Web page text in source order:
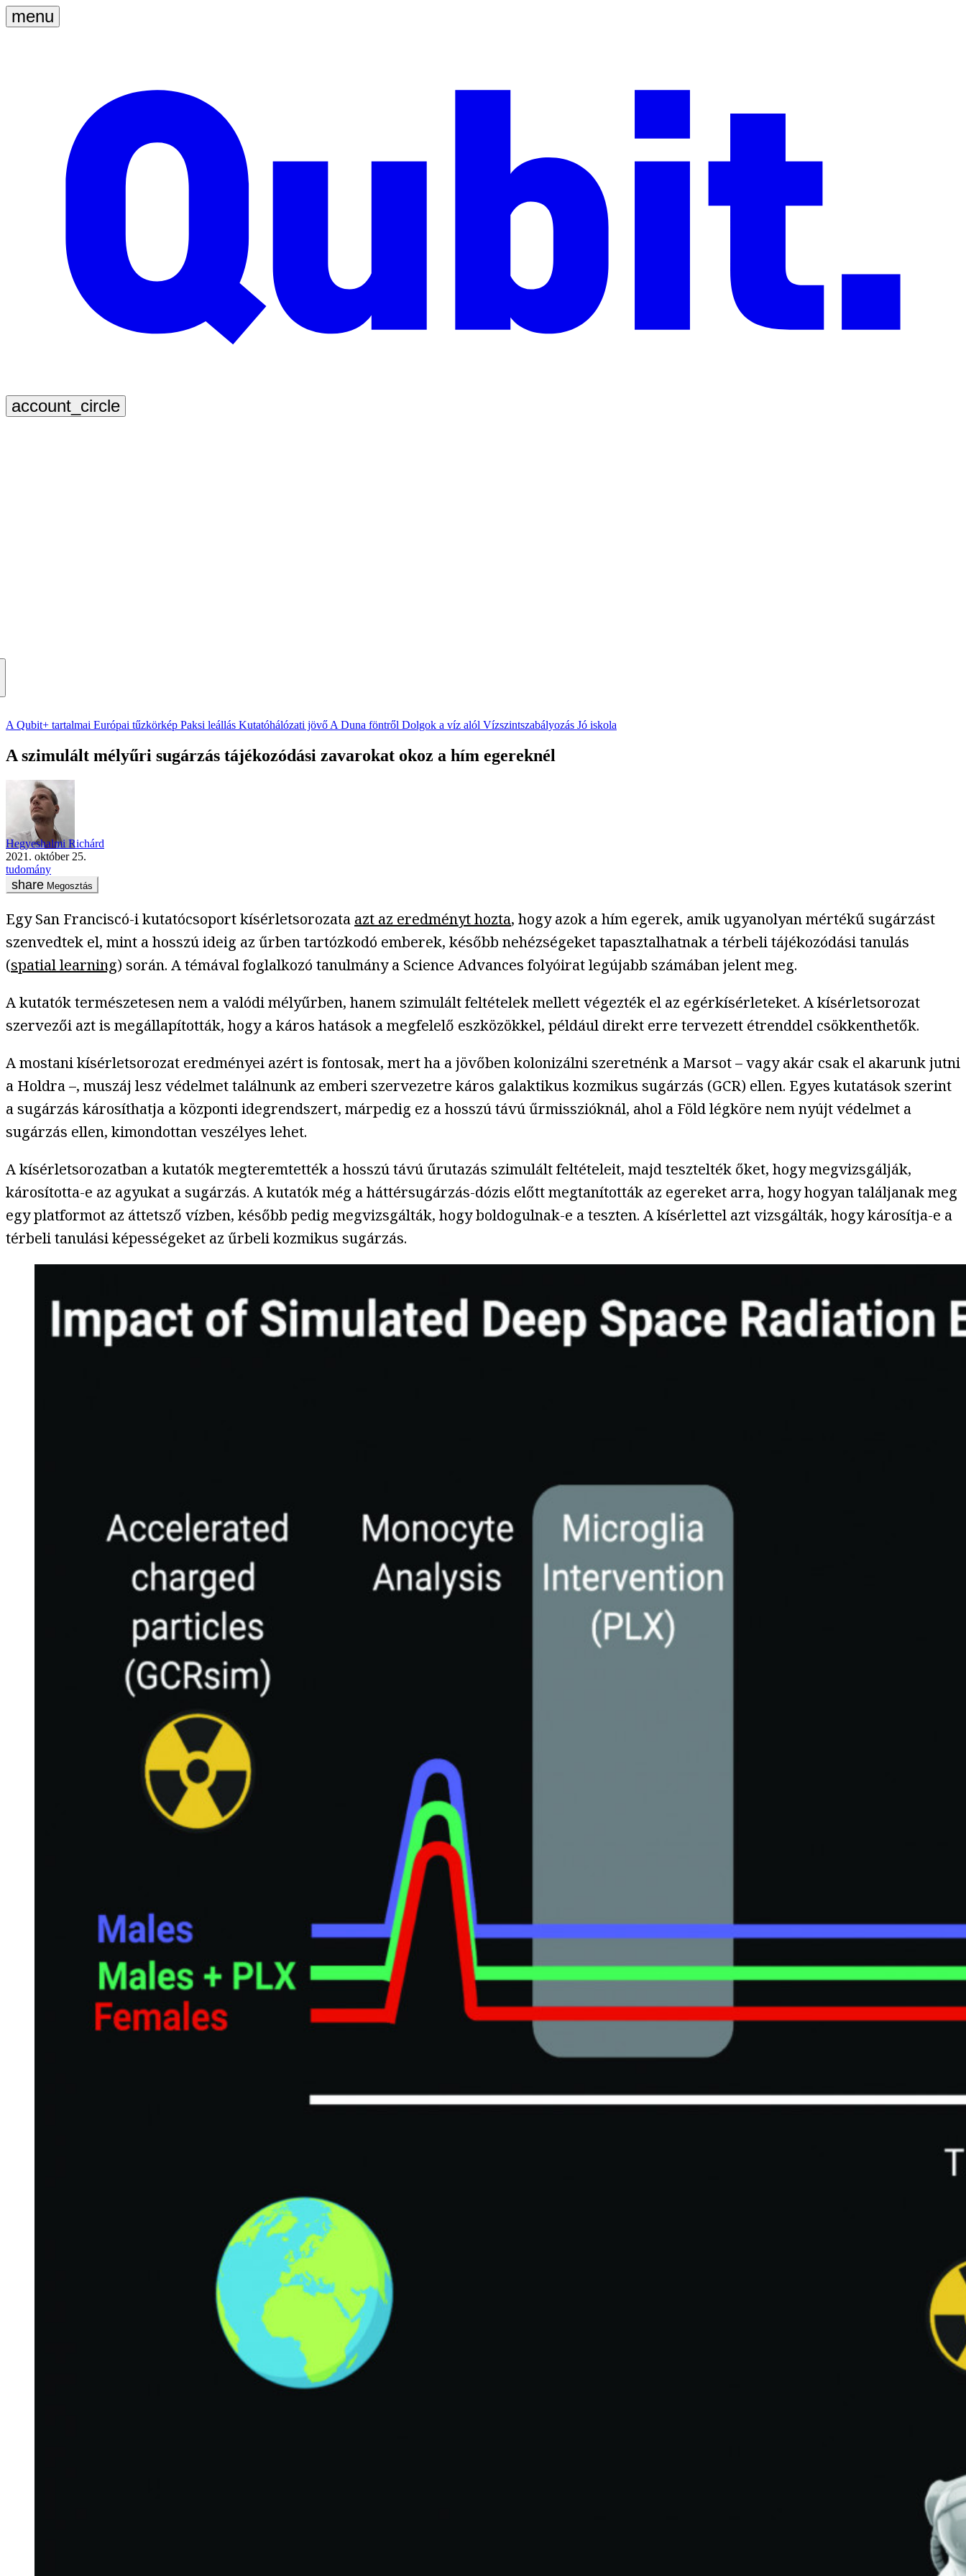
A Qubit+ tartalmai Európai tűzkörkép Paksi leállás Kutatóhálózati jövő A Duna föntről Dolgok a víz alól Vízszintszabályozás Jó iskola
A szimulált mélyűri sugárzás tájékozódási zavarokat okoz a hím egereknél
Hegyeshalmi Richárd
2021. október 25.
tudomány
Megosztás
Egy San Franciscó-i kutatócsoport kísérletsorozata azt az eredményt hozta, hogy azok a hím egerek, amik ugyanolyan mértékű sugárzást
szenvedtek el, mint a hosszú ideig az űrben tartózkodó emberek, később nehézségeket tapasztalhatnak a térbeli tájékozódási tanulás
(spatial learning) során. A témával foglalkozó tanulmány a Science Advances folyóirat legújabb számában jelent meg.
A kutatók természetesen nem a valódi mélyűrben, hanem szimulált feltételek mellett végezték el az egérkísérleteket. A kísérletsorozat
szervezői azt is megállapították, hogy a káros hatások a megfelelő eszközökkel, például direkt erre tervezett étrenddel csökkenthetők.
A mostani kísérletsorozat eredményei azért is fontosak, mert ha a jövőben kolonizálni szeretnénk a Marsot – vagy akár csak el akarunk jutni
a Holdra –, muszáj lesz védelmet találnunk az emberi szervezetre káros galaktikus kozmikus sugárzás (GCR) ellen. Egyes kutatások szerint
a sugárzás károsíthatja a központi idegrendszert, márpedig ez a hosszú távú űrmisszióknál, ahol a Föld légköre nem nyújt védelmet a
sugárzás ellen, kimondottan veszélyes lehet.
A kísérletsorozatban a kutatók megteremtették a hosszú távú űrutazás szimulált feltételeit, majd tesztelték őket, hogy megvizsgálják,
károsította-e az agyukat a sugárzás. A kutatók még a háttérsugárzás-dózis előtt megtanították az egereket arra, hogy hogyan találjanak meg
egy platformot az áttetsző vízben, később pedig megvizsgálták, hogy boldogulnak-e a teszten. A kísérlettel azt vizsgálták, hogy károsítja-e a
térbeli tanulási képességeket az űrbeli kozmikus sugárzás.